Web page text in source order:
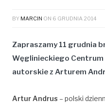
BY MARCIN ON 6 GRUDNIA 2014
Zapraszamy 11 grudnia
Węglinieckiego
autorskie z Arturem
Artur Andrus – polski